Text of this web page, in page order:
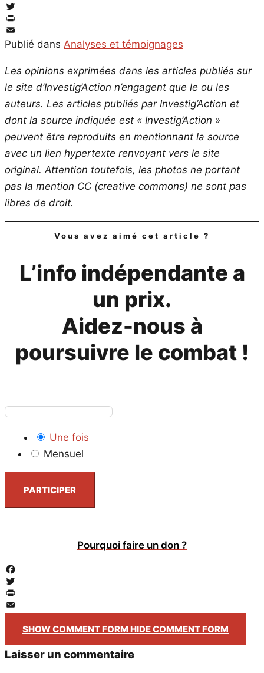
Facebook
Twitter
PrintFriendly
Email
Publié dans Analyses et témoignages
Les opinions exprimées dans les articles publiés sur
le site d’Investig’Action n’engagent que le ou les
auteurs. Les articles publiés par Investig’Action et
dont la source indiquée est « Investig’Action »
peuvent être reproduits en mentionnant la source
avec un lien hypertexte renvoyant vers le site
original. Attention toutefois, les photos ne portant
pas la mention CC (creative commons) ne sont pas
libres de droit.
Vous avez aimé cet article ?
L’info indépendante a
un prix.
Aidez-nous à
poursuivre le combat !
Une fois
Mensuel
PARTICIPER
Pourquoi faire un don ?
Facebook
Twitter
PrintFriendly
Email
SHOW COMMENT FORM HIDE COMMENT FORM
Laisser un commentaire